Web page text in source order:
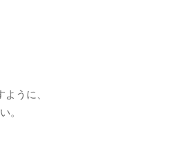
うに、
。